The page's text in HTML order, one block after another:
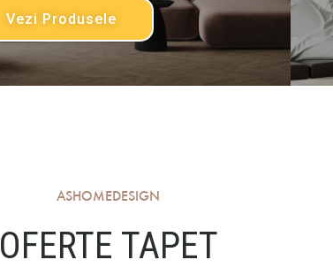
Vezi Produsele
ASHOMEDESIGN
OFERTE TAPET